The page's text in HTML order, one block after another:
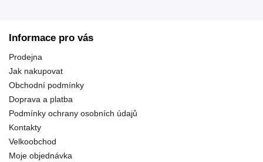
Informace pro vás
Prodejna
Jak nakupovat
Obchodní podmínky
Doprava a platba
Podmínky ochrany osobních údajů
Kontakty
Velkoobchod
Moje objednávka